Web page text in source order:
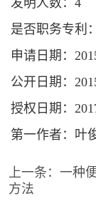
发明人数：4
是否职务专利
申请日期：
公开日期：
授权日期：
第一作者：叶
上一条： 一种
方法